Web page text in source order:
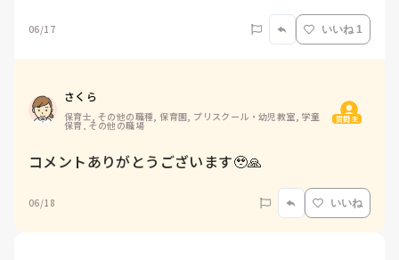
06/17 いいね 1
さくら
保育士, その他の職種, 保育園, プリスクール・幼児教室, 学童
保育, その他の職場 質問主
コメントありがとうございます🥹🙏
06/18 いいね